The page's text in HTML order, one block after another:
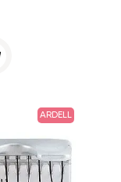
ARDELL